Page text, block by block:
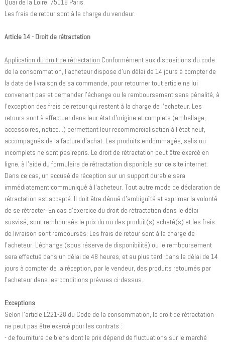
Quai de la Loire, 75019 Paris.
Les frais de retour sont à la charge du vendeur.
Article 14 - Droit de rétractation
Application du droit de rétractation Conformément aux dispositions du code
de la consommation, l'acheteur dispose d'un délai de 14 jours à compter de
la date de livraison de sa commande, pour retourner tout article ne lui
convenant pas et demander l'échange ou le remboursement sans pénalité, à
l'exception des frais de retour qui restent à la charge de l'acheteur. Les
retours sont à effectuer dans leur état d'origine et complets (emballage,
accessoires, notice...) permettant leur recommercialisation à l'état neuf,
accompagnés de la facture d'achat. Les produits endommagés, salis ou
incomplets ne sont pas repris. Le droit de rétractation peut être exercé en
ligne, à l'aide du formulaire de rétractation disponible sur ce site internet.
Dans ce cas, un accusé de réception sur un support durable sera
immédiatement communiqué à l'acheteur. Tout autre mode de déclaration de
rétractation est accepté. Il doit être dénué d'ambiguïté et exprimer la volonté
de se rétracter. En cas d'exercice du droit de rétractation dans le délai
susvisé, sont remboursés le prix du ou des produit(s) acheté(s) et les frais
de livraison sont remboursés. Les frais de retour sont à la charge de
l'acheteur. L'échange (sous réserve de disponibilité) ou le remboursement
sera effectué dans un délai de 48 heures, et au plus tard, dans le délai de 14
jours à compter de la réception, par le vendeur, des produits retournés par
l'acheteur dans les conditions prévues ci-dessus.
Exceptions
Selon l'article L221-28 du Code de la consommation, le droit de rétractation
ne peut pas être exercé pour les contrats :
- de fourniture de biens dont le prix dépend de fluctuations sur le marché